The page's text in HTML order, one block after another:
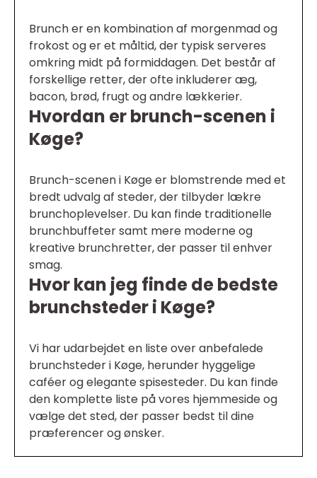
Brunch er en kombination af morgenmad og
frokost og er et måltid, der typisk serveres
omkring midt på formiddagen. Det består af
forskellige retter, der ofte inkluderer æg,
bacon, brød, frugt og andre lækkerier.
Hvordan er brunch-scenen i
Køge?
Brunch-scenen i Køge er blomstrende med et
bredt udvalg af steder, der tilbyder lækre
brunchoplevelser. Du kan finde traditionelle
brunchbuffeter samt mere moderne og
kreative brunchretter, der passer til enhver
smag.
Hvor kan jeg finde de bedste
brunchsteder i Køge?
Vi har udarbejdet en liste over anbefalede
brunchsteder i Køge, herunder hyggelige
caféer og elegante spisesteder. Du kan finde
den komplette liste på vores hjemmeside og
vælge det sted, der passer bedst til dine
præferencer og ønsker.